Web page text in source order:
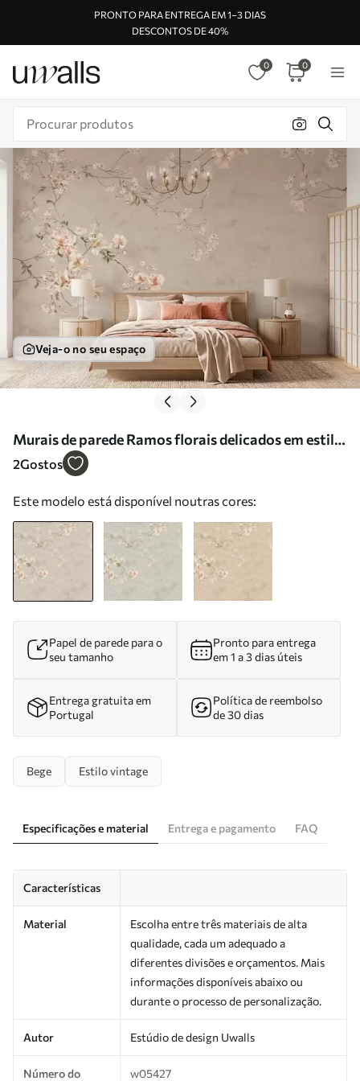
PRONTO PARA ENTREGA EM 1–3 DIAS
DESCONTOS DE 40%
0 0
Veja-o no seu espaço
Murais de parede Ramos florais delicados em estilo
chinoiserie sobre fundo claro Nr. w05427
2Gostos
Este modelo está disponível noutras cores:
Papel de parede para o
seu tamanho
Pronto para entrega
em 1 a 3 dias úteis
Entrega gratuita em
Portugal
Política de reembolso
de 30 dias
Bege Estilo vintage
Especificações e material Entrega e pagamento FAQ
Características
Material
Escolha entre três materiais de alta
qualidade, cada um adequado a
diferentes divisões e orçamentos. Mais
informações disponíveis abaixo ou
durante o processo de personalização.
Autor Estúdio de design Uwalls
Número do
w05427